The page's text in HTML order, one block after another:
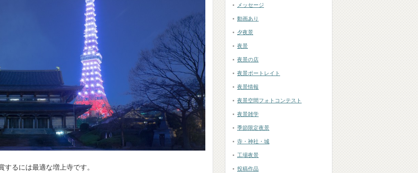
るには最適な増上寺です。
メッセージ
動画あり
夕夜景
夜景
夜景の店
夜景ポートレイト
夜景情報
夜景空間フォトコンテスト
夜景雑学
季節限定夜景
寺・神社・城
工場夜景
投稿作品